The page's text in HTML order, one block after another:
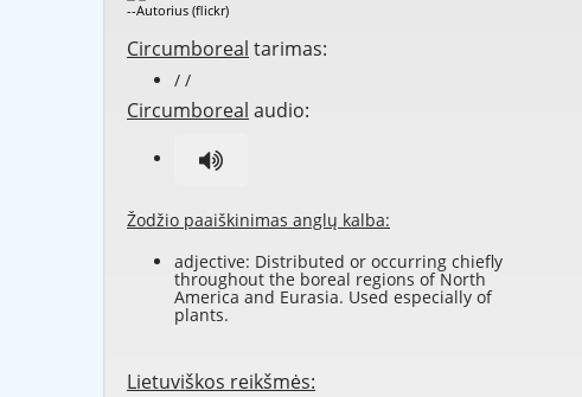
--Autorius (flickr)
Circumboreal tarimas:
/ /
Circumboreal audio:
Žodžio paaiškinimas anglų kalba:
adjective: Distributed or occurring chiefly
throughout the boreal regions of North
America and Eurasia. Used especially of
plants.
Lietuviškos reikšmės: